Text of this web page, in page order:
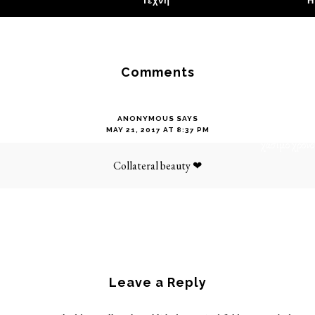
Comments
ANONYMOUS SAYS
MAY 21, 2017 AT 8:37 PM
Collateral beauty ❤
Leave a Reply